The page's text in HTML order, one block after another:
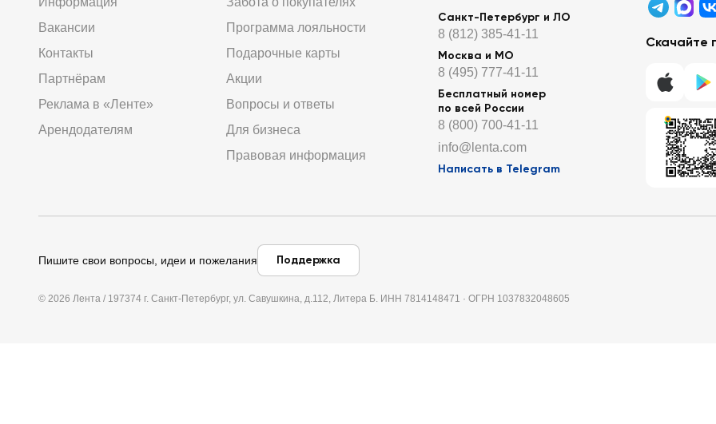
Вакансии
Контакты
Партнёрам
Реклама в «Ленте»
Арендодателям
Программа лояльности
Подарочные карты
Акции
Вопросы и ответы
Для бизнеса
Правовая информация
Санкт-Петербург и ЛО
8 (812) 385-41-11
Москва и МО
8 (495) 777-41-11
Бесплатный номер
по всей России
8 (800) 700-41-11
info@lenta.com
Написать в Telegram
Скачайте
Пишите свои вопросы, идеи и пожелания Поддержка
© 2026 Лента / 197374 г. Санкт-Петербург, ул. Савушкина, д.112, Литера Б. ИНН 7814148471 · ОГРН 1037832048605